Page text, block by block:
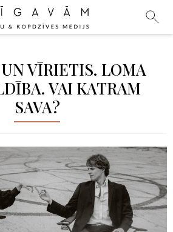
VĪRIETIS. LOMA
VAI KATRAM
SAVA?